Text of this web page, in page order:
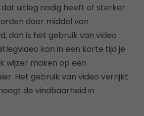
uitleg nodig heeft of sterker
door middel van
dan is het gebruik van video
kan in een korte tijd je
wijzer maken op een
Het gebruik van video verrijkt
de vindbaarheid in